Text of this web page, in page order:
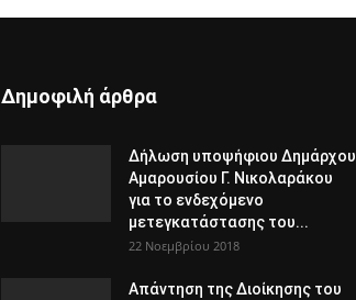
Δημοφιλή άρθρα
Δήλωση υποψήφιου Δημάρχου
Αμαρουσίου Γ. Νικολαράκου
για το ενδεχόμενο
μετεγκατάστασης του...
22 Νοεμβρίου 2018
Απάντηση της Διοίκησης του